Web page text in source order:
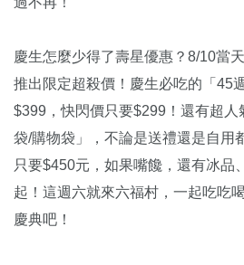
慶生怎麼少得了壽星優惠？8/10當
推出限定超殺價！慶生必吃的「45
$399，快閃價只要$299！還有超人
袋/購物袋」，不論是送禮還是自用
只要$450元，如果嘴饞，還有冰品
起！這週六就來六福村，一起吃吃
慶典吧！